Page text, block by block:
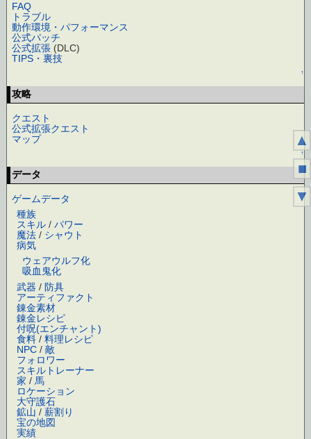
FAQ
トラブル
動作環境・パフォーマンス
公式パッチ
公式拡張 (DLC)
TIPS・裏技
↑
攻略
クエスト
公式拡張クエスト
マップ
↑
データ
ゲームデータ
種族
スキル /パワー
魔法 / シャウト
病気
ウェアウルフ化
吸血鬼化
武器 / 防具
アーティファクト
錬金素材
錬金レシピ
付呪(エンチャント)
食料 /料理レシピ
NPC /敵
フォロワー
スキルトレーナー
家 / 馬
ロケーション
大守護石
鉱山 /薪割り
宝の地図
実績
▲
■
▼